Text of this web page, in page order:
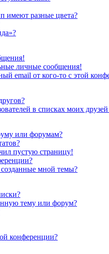
имеют разные цвета?
личные сообщения!
email от кого-то с этой
в списках моих
или форумам?
пустую страницу!
мной темы?
тему или форум?
конференции?